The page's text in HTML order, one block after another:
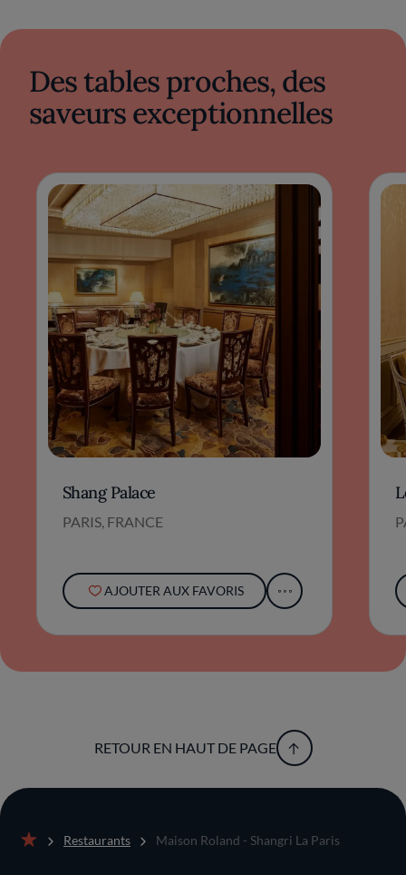
Des tables proches, des
saveurs exceptionnelles
Shang Palace
PARIS, FRANCE
AJOUTER AUX FAVORIS
RETOUR EN HAUT DE PAGE
Restaurants Maison Roland - Shangri La Paris